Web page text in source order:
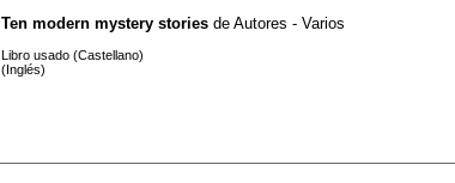
Ten modern mystery stories de Autores - Varios
Libro usado (Castellano)
(Inglés)